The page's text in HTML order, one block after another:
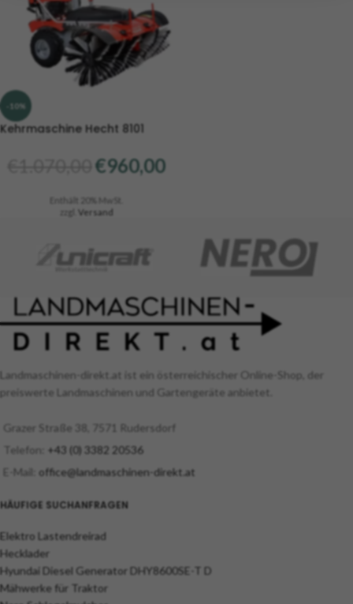
-10%
Kehrmaschine Hecht 8101
€ €960,00
Enthält 20% MwSt.
zzgl.
Versand
Landmaschinen-direkt.at ist ein österreichischer Online-Shop, der
preiswerte Landmaschinen und Gartengeräte anbietet.
Grazer Straße 38, 7571 Rudersdorf
Telefon:
+43 (0) 3382 20536
E-Mail: office@landmaschinen-direkt.at
HÄUFIGE SUCHANFRAGEN
Elektro Lastendreirad
Hecklader
Hyundai Diesel Generator DHY8600SE-T D
Mähwerke für Traktor